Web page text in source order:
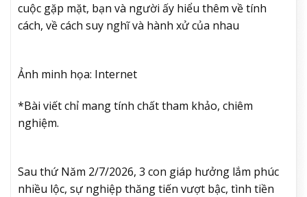
cuộc gặp mặt, bạn và người ấy hiểu thêm về tính
cách, về cách suy nghĩ và hành xử của nhau
Ảnh minh họa: Internet
*Bài viết chỉ mang tính chất tham khảo, chiêm
nghiệm.
Sau thứ Năm 2/7/2026, 3 con giáp hưởng lắm phúc
nhiều lộc, sự nghiệp thăng tiến vượt bậc, tình tiền